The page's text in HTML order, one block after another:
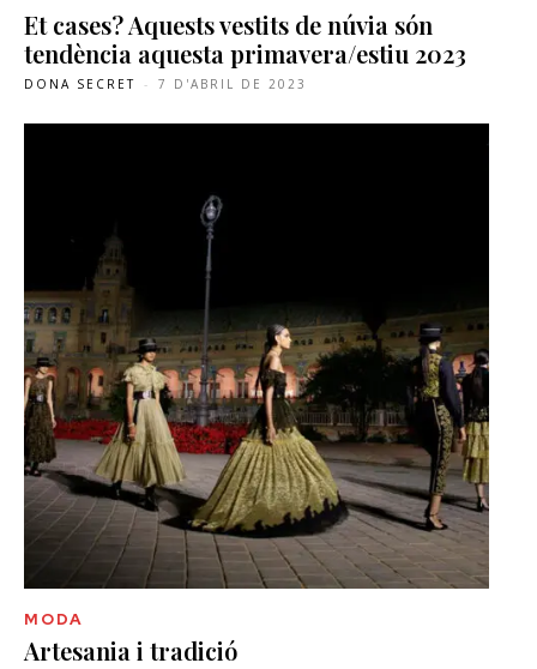
Et cases? Aquests vestits de núvia són
tendència aquesta primavera/estiu 2023
DONA SECRET - 7 D'ABRIL DE 2023
MODA
Artesania i tradició